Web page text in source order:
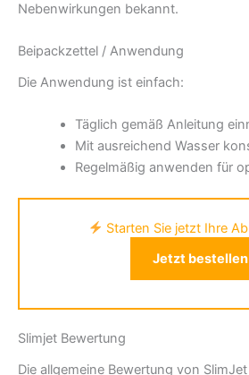
Nebenwirkungen bekannt.
Beipackzettel / Anwendung
Die Anwendung ist einfach:
Täglich gemäß Anleitung
Mit ausreichend Wasser
Regelmäßig anwenden für
Starten Sie jetzt Ihre
Jetzt bestellen
Slimjet Bewertung
Die allgemeine Bewertung von